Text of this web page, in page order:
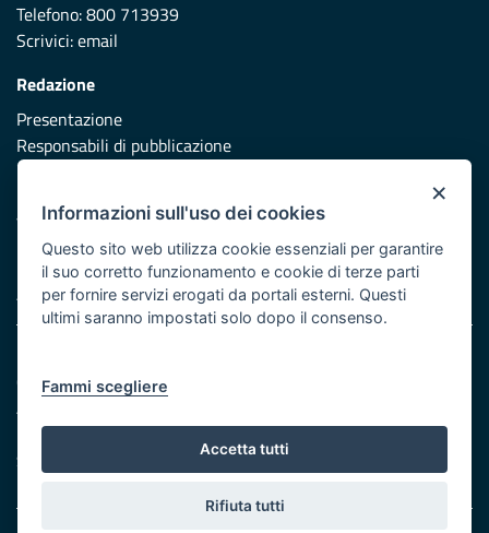
Telefono: 800 713939
Scrivici:email
Redazione
Presentazione
Responsabili di pubblicazione
Vai al sito di Protezione Civile Puglia
Iniziativa finanziata con risorse del POR Puglia 2014/2020 -
Asse XI
Cookie e privacy
Atti di notifica
Feed RSS
Servizi Intranet
×
Informazioni sull'uso dei cookies
Questo sito web utilizza cookie essenziali per garantire
il suo corretto funzionamento e cookie di terze parti
per fornire servizi erogati da portali esterni. Questi
ultimi saranno impostati solo dopo il consenso.
Fammi scegliere
Accetta tutti
Rifiuta tutti